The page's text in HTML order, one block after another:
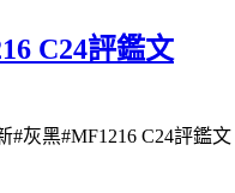
C24評鑑文
灰黑#MF1216 C24評鑑